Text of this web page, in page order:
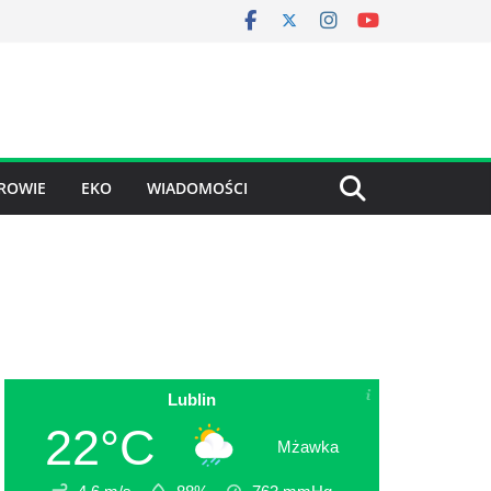
EKO WIADOMOŚCI
Lublin
22°C Mżawka